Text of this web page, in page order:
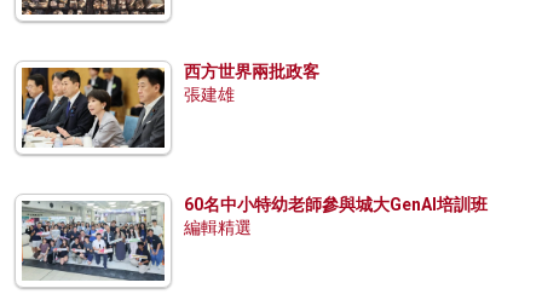
西方世界兩批政客
張建雄
60名中小特幼老師參與城大GenAI培訓班
編輯精選